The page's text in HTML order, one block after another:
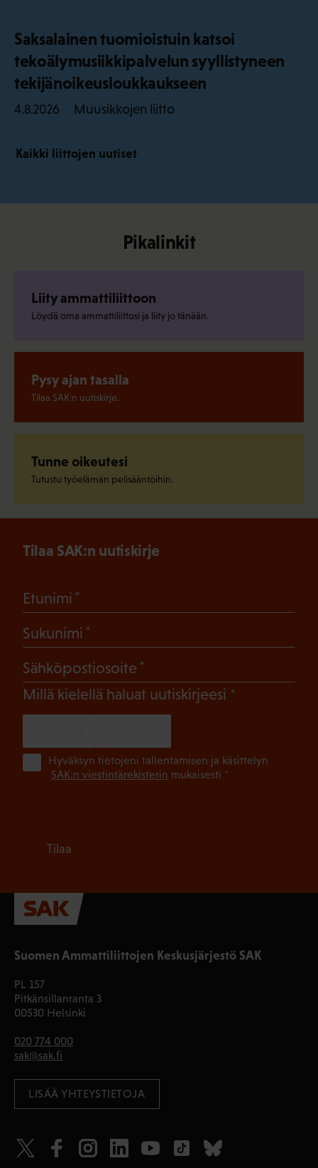
Saksalainen tuomioistuin katsoi
tekoälymusiikkipalvelun syyllistyneen
tekijänoikeusloukkaukseen
4.8.2026 Muusikkojen liitto
Kaikki liittojen uutiset
Pikalinkit
Liity ammattiliittoon
Löydä oma ammattiliittosi ja liity jo tänään.
Pysy ajan tasalla
Tilaa SAK:n uutiskirje.
Tunne oikeutesi
Tutustu työelämän pelisääntöihin.
Suomen Ammattiliittojen Keskusjärjestö SAK
PL 157
Pitkänsillanranta 3
00530 Helsinki
020 774 000
sak@sak.fi
LISÄÄ YHTEYSTIETOJA
Tilaa SAK:n uutiskirje
Etunimi
Sukunimi
Sähköpostiosoite
Millä kielellä haluat uutiskirjeesi (Pakollinen)
Hyväksyn tietojeni tallentamisen ja käsittelyn
SAK:n viestintärekisterin mukaisesti *
Tilaa